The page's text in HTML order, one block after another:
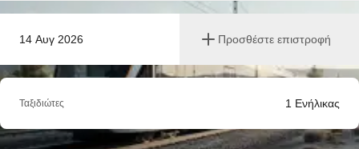
14 Αυγ 2026 Προσθέστε επιστροφή
Ταξιδιώτες 1 Ενήλικας